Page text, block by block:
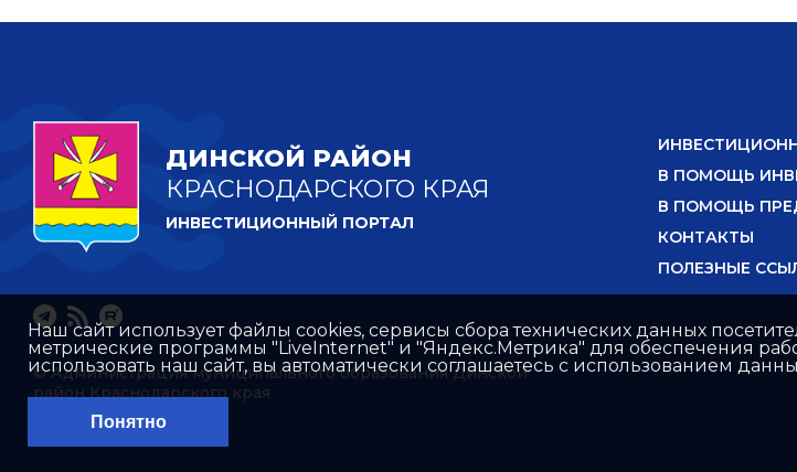
ДИНСКОЙ РАЙОН
КРАСНОДАРСКОГО КРАЯ
ИНВЕСТИЦИОННЫЙ ПОРТАЛ
В ПОМОЩЬ
В ПОМОЩЬ
КОНТАКТЫ
ПОЛЕЗНЫЕ
© Администрация муниципального образования Динской
район Краснодарского края
Наш сайт использует файлы cookies, сервисы сбора технических данных
метрические программы "LiveInternet" и "Яндекс.Метрика" для обеспечения
использовать наш сайт, вы автоматически соглашаетесь с использованием
Понятно